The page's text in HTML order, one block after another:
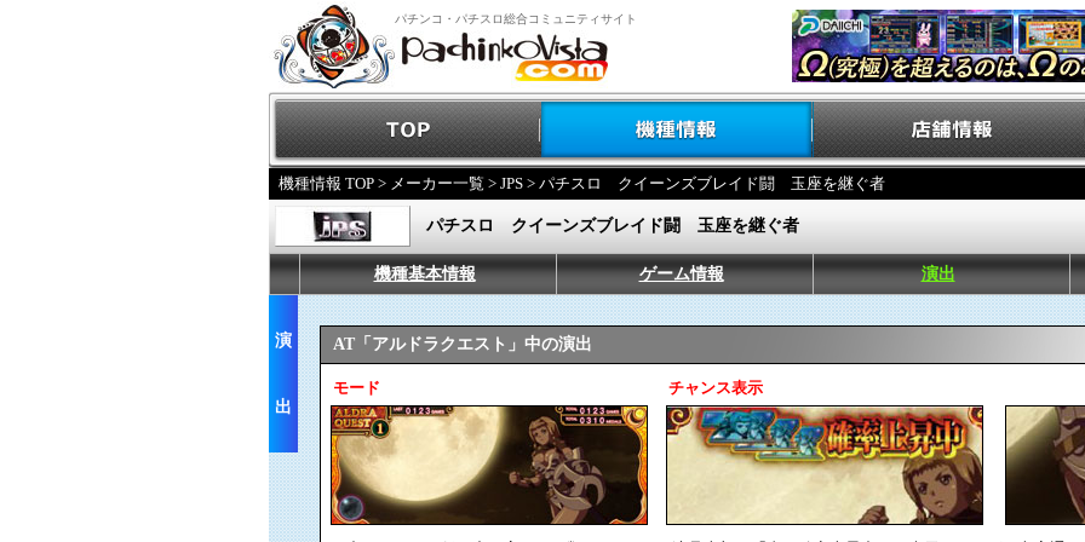
パチンコ・パチスロ総合コミュニティサイト
機種情報 TOP > メーカー一覧 > JPS > パチスロ クイーンズブレイド闘 玉座を継ぐ者
パチスロ クイーンズブレイド闘 玉座を継ぐ者
機種基本情報 ゲーム情報 演出
演
出
AT「アルドラクエスト」中の演出
モード チャンス表示